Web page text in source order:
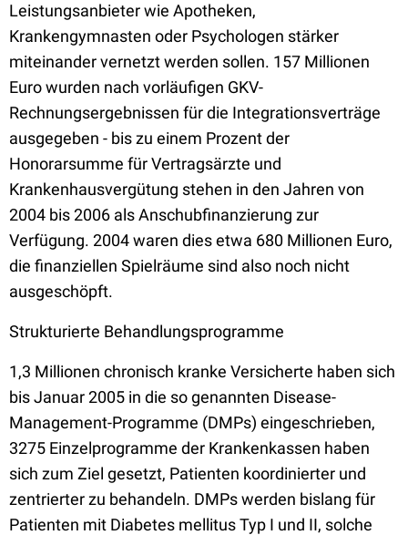
Leistungsanbieter wie Apotheken,
Krankengymnasten oder Psychologen stärker
miteinander vernetzt werden sollen. 157 Millionen
Euro wurden nach vorläufigen GKV-
Rechnungsergebnissen für die Integrationsverträge
ausgegeben - bis zu einem Prozent der
Honorarsumme für Vertragsärzte und
Krankenhausvergütung stehen in den Jahren von
2004 bis 2006 als Anschubfinanzierung zur
Verfügung. 2004 waren dies etwa 680 Millionen Euro,
die finanziellen Spielräume sind also noch nicht
ausgeschöpft.
Strukturierte Behandlungsprogramme
1,3 Millionen chronisch kranke Versicherte haben sich
bis Januar 2005 in die so genannten Disease-
Management-Programme (DMPs) eingeschrieben,
3275 Einzelprogramme der Krankenkassen haben
sich zum Ziel gesetzt, Patienten koordinierter und
zentrierter zu behandeln. DMPs werden bislang für
Patienten mit Diabetes mellitus Typ I und II, solche